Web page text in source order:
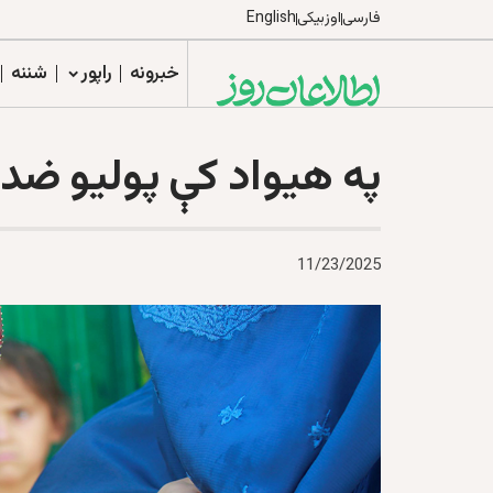
فارسیاوزبیکیEnglish
خبرونه راپور شننه
په هیواد کې پولیو
11/23/2025